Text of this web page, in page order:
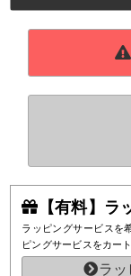
【有料】
ラッピングサービスを
ピングサービスをカー
ラ